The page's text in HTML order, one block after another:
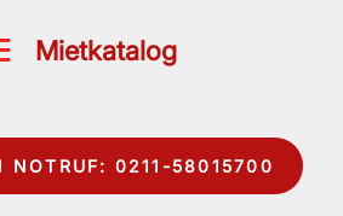
NOTRUF: 0211-58015700